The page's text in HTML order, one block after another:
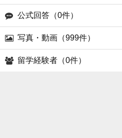
公式回答（0件）
写真・動画（999件）
留学経験者（0件）